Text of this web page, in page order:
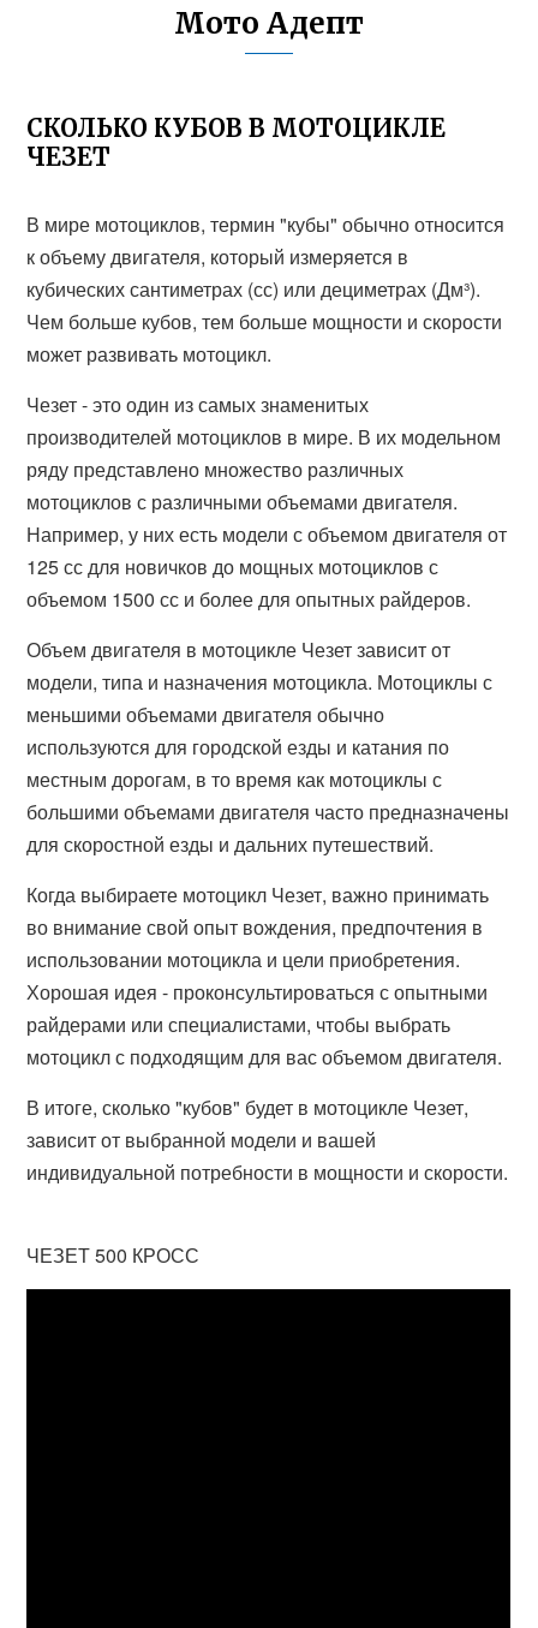
Мото Адепт
СКОЛЬКО КУБОВ В МОТОЦИКЛЕ
ЧЕЗЕТ
В мире мотоциклов, термин "кубы" обычно относится
к объему двигателя, который измеряется в
кубических сантиметрах (сс) или дециметрах (Дм³).
Чем больше кубов, тем больше мощности и скорости
может развивать мотоцикл.
Чезет - это один из самых знаменитых
производителей мотоциклов в мире. В их модельном
ряду представлено множество различных
мотоциклов с различными объемами двигателя.
Например, у них есть модели с объемом двигателя от
125 сс для новичков до мощных мотоциклов с
объемом 1500 сс и более для опытных райдеров.
Объем двигателя в мотоцикле Чезет зависит от
модели, типа и назначения мотоцикла. Мотоциклы с
меньшими объемами двигателя обычно
используются для городской езды и катания по
местным дорогам, в то время как мотоциклы с
большими объемами двигателя часто предназначены
для скоростной езды и дальних путешествий.
Когда выбираете мотоцикл Чезет, важно принимать
во внимание свой опыт вождения, предпочтения в
использовании мотоцикла и цели приобретения.
Хорошая идея - проконсультироваться с опытными
райдерами или специалистами, чтобы выбрать
мотоцикл с подходящим для вас объемом двигателя.
В итоге, сколько "кубов" будет в мотоцикле Чезет,
зависит от выбранной модели и вашей
индивидуальной потребности в мощности и скорости.
ЧЕЗЕТ 500 КРОСС